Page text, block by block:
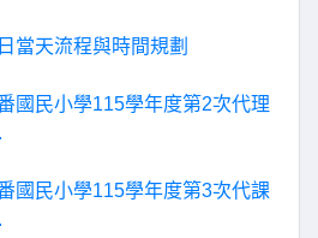
當天流程與時間規劃
國民小學115學年度第2次代理
國民小學115學年度第3次代課